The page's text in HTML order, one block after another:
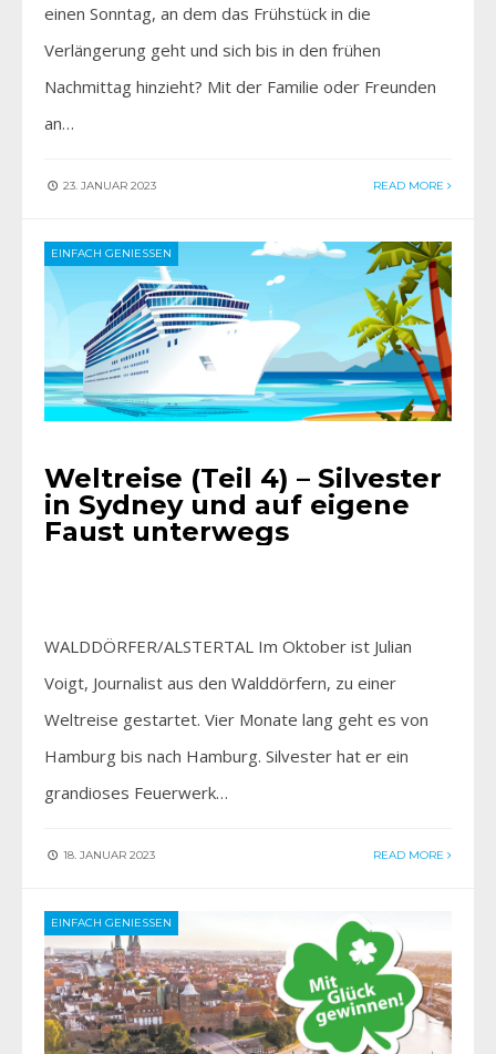
einen Sonntag, an dem das Frühstück in die
Verlängerung geht und sich bis in den frühen
Nachmittag hinzieht? Mit der Familie oder Freunden
an…
23. JANUAR 2023 READ MORE
EINFACH GENIESSEN
Weltreise (Teil 4) – Silvester
in Sydney und auf eigene
Faust unterwegs
WALDDÖRFER/ALSTERTAL Im Oktober ist Julian
Voigt, Journalist aus den Walddörfern, zu einer
Weltreise gestartet. Vier Monate lang geht es von
Hamburg bis nach Hamburg. Silvester hat er ein
grandioses Feuerwerk…
18. JANUAR 2023 READ MORE
EINFACH GENIESSEN